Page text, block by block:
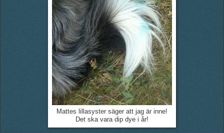
Mattes lillasyster säger att jag är inne!
Det ska vara dip dye i år!